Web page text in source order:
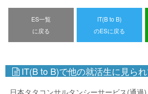
ES一覧
に戻る
IT(B to B)
のESに戻る
IT(B to B)で他の就活生に見ら
日本タタコンサルタンシーサービス(通過)